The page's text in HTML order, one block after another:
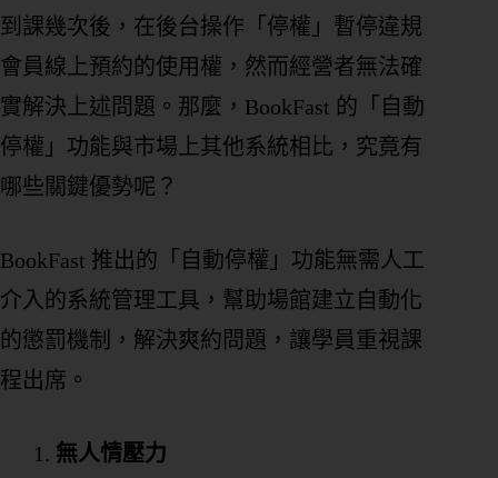
到課幾次後，在後台操作「停權」暫停違規
會員線上預約的使用權，然而經營者無法確
實解決上述問題。那麼，BookFast 的「自動
停權」功能與市場上其他系統相比，究竟有
哪些關鍵優勢呢？
BookFast 推出的「自動停權」功能無需人工
介入的系統管理工具，幫助場館建立自動化
的懲罰機制，解決爽約問題，讓學員重視課
程出席。
無人情壓力